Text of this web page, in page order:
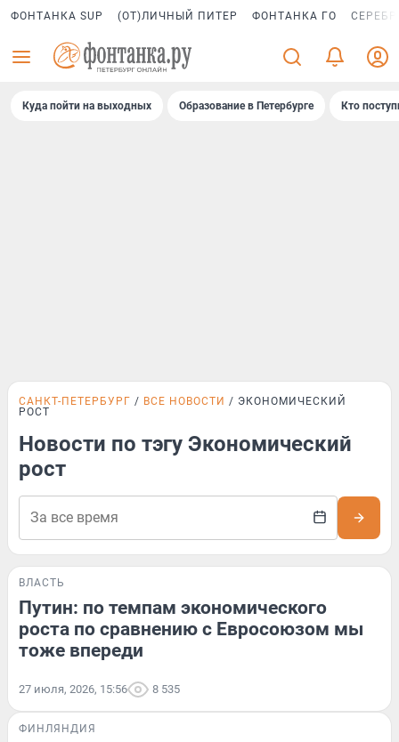
ФОНТАНКА SUP (ОТ)ЛИЧНЫЙ ПИТЕР ФОНТАНКА ГО
Куда пойти на выходных Образование в Петербурге Кто
САНКТ-ПЕТЕРБУРГ ВСЕ НОВОСТИ
ЭКОНОМИЧЕСКИЙ
РОСТ
Новости по тэгу Экономический
рост
ВЛАСТЬ
Путин: по темпам экономического
роста по сравнению с Евросоюзом мы
тоже впереди
27 июля, 2026, 15:56 8 535
ФИНЛЯНДИЯ